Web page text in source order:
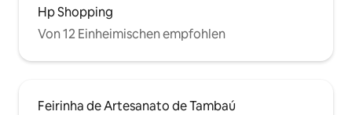
Hp Shopping
Von 12 Einheimischen empfohlen
Feirinha de Artesanato de Tambaú